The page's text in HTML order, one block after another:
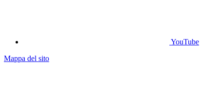
YouTube
Mappa del sito